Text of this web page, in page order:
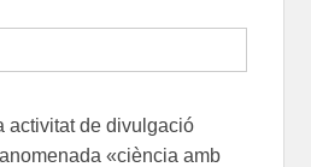
activitat de divulgació
«ciència amb